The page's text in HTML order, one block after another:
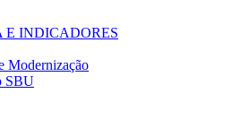
E INDICADORES
Modernização
SBU